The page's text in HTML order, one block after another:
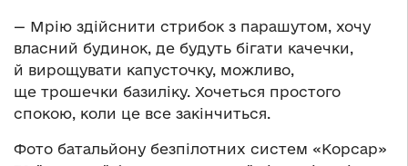
— Мрію здійснити стрибок з парашутом, хочу
власний будинок, де будуть бігати качечки,
й вирощувати капусточку, можливо,
ще трошечки базиліку. Хочеться простого
спокою, коли це все закінчиться.
Фото батальйону безпілотних систем «Корсар»